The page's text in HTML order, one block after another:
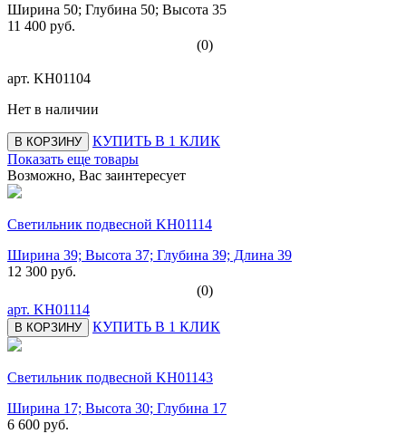
Ширина 50; Глубина 50; Высота 35
11 400 руб.
(0)
арт. KH01104
Нет в наличии
В КОРЗИНУ
КУПИТЬ В 1 КЛИК
Показать еще товары
Возможно, Вас заинтересует
Светильник подвесной KH01114
Ширина 39; Высота 37; Глубина 39; Длина 39
12 300 руб.
(0)
арт. KH01114
В КОРЗИНУ КУПИТЬ В 1 КЛИК
Светильник подвесной KH01143
Ширина 17; Высота 30; Глубина 17
6 600 руб.